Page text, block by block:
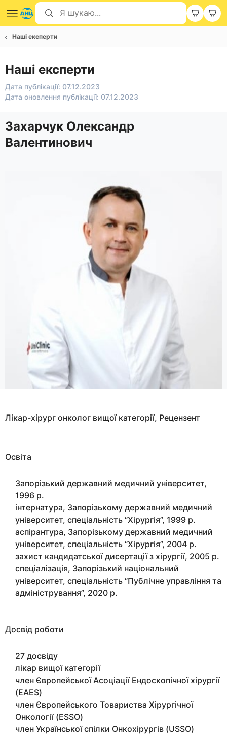
Наші експерти
Наші експерти
Дата публікації: 07.12.2023
Дата оновлення публікації: 07.12.2023
Захарчук Олександр
Валентинович
Лікар-хірург онколог вищої категорії, Рецензент
Освіта
Запорізький державний медичний університет,
1996 р.
інтернатура, Запорізькому державний медичний
університет, спеціальність “Хірургія”, 1999 р.
аспірантура, Запорізькому державний медичний
університет, спеціальність “Хірургія”, 2004 р.
захист кандидатської дисертації з хірургії, 2005 р.
спеціалізація, Запорізький національний
університет, спеціальність “Публічне управління та
адміністрування”, 2020 р.
Досвід роботи
27 досвіду
лікар вищої категорії
член Європейської Асоціації Ендоскопічної хірургії
(EAES)
член Європейського Товариства Хірургічної
Онкології (ESSO)
член Української спілки Онкохірургів (USSO)